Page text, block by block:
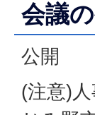
会議
公開
(注意)